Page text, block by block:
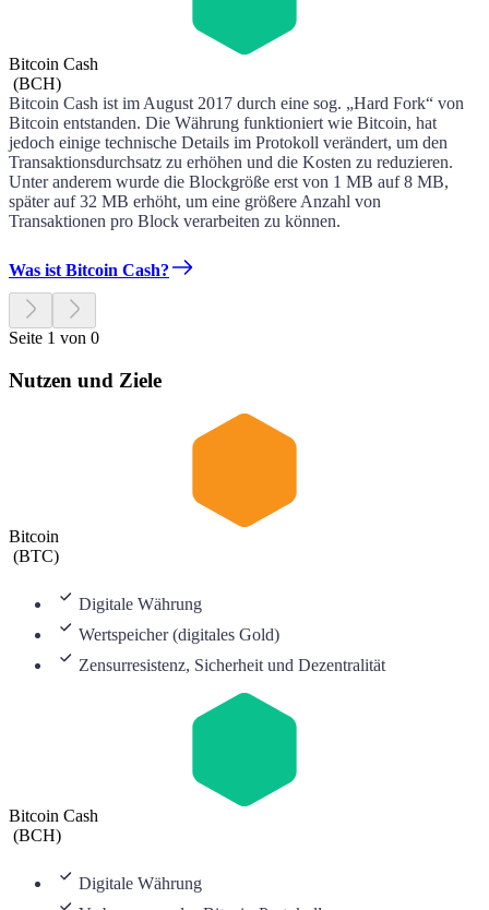
Bitcoin Cash
(BCH)
Bitcoin Cash ist im August 2017 durch eine sog. „Hard Fork“ von
Bitcoin entstanden. Die Währung funktioniert wie Bitcoin, hat
jedoch einige technische Details im Protokoll verändert, um den
Transaktionsdurchsatz zu erhöhen und die Kosten zu reduzieren.
Unter anderem wurde die Blockgröße erst von 1 MB auf 8 MB,
später auf 32 MB erhöht, um eine größere Anzahl von
Transaktionen pro Block verarbeiten zu können.
Was ist Bitcoin Cash?
Seite 1 von 0
Nutzen und Ziele
Bitcoin
(BTC)
Digitale Währung
Wertspeicher (digitales Gold)
Zensurresistenz, Sicherheit und Dezentralität
Bitcoin Cash
(BCH)
Digitale Währung